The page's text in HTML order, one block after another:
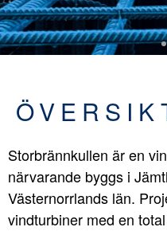
Storbrännkullen är en
närvarande byggs i
Västernorrlands län.
vindturbiner med en